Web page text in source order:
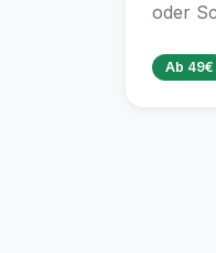
oder
Ab 49€